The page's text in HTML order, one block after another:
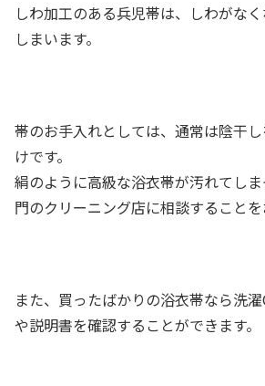
しわ加工のある兵児帯は、しわがな
しまいます。
帯のお手入れとしては、通常は陰干
けです。
絹のように高級な浴衣帯が汚れてし
門のクリーニング店に相談することを
また、買ったばかりの浴衣帯なら洗
や説明書を確認することができます。